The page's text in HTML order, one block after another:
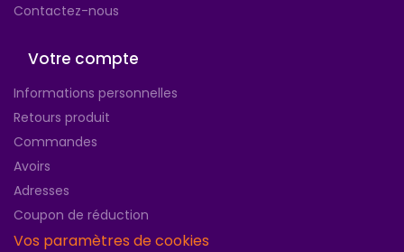
Contactez-nous
Votre compte
Informations personnelles
Retours produit
Commandes
Avoirs
Adresses
Coupon de réduction
Vos paramètres de cookies